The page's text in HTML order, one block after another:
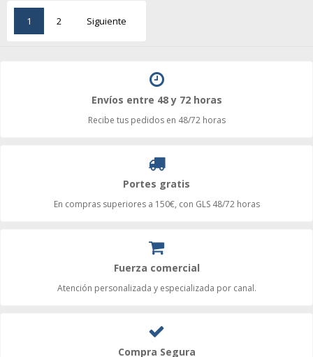
1 2 Siguiente
Envíos entre 48 y 72 horas
Recibe tus pedidos en 48/72 horas
Portes gratis
En compras superiores a 150€, con GLS 48/72 horas
Fuerza comercial
Atención personalizada y especializada por canal.
Compra Segura